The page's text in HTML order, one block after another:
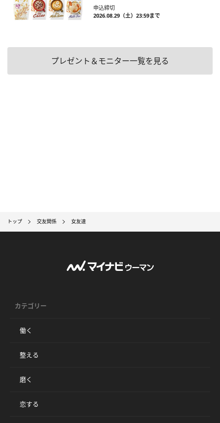
申込締切
2026.08.29（土）23:59まで
プレゼント＆モニター一覧を見る
トップ 交友関係 女友達
カテゴリー
働く
整える
磨く
恋する